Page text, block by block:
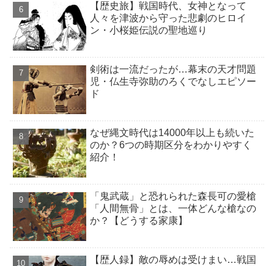
【歴史旅】戦国時代、女神となって
人々を津波から守った悲劇のヒロイ
ン・小桜姫伝説の聖地巡り
剣術は一流だったが…幕末の天才問題
児・仏生寺弥助のろくでなしエピソー
ド
なぜ縄文時代は14000年以上も続いた
のか？6つの時期区分をわかりやすく
紹介！
「鬼武蔵」と恐れられた森長可の愛槍
「人間無骨」とは、一体どんな槍なの
か？【どうする家康】
【歴人録】敵の辱めは受けまい…戦国